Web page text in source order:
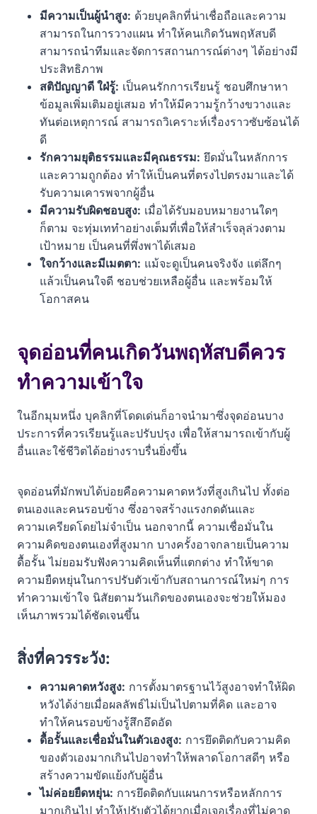
มีความเป็นผู้นำสูง: ด้วยบุคลิกที่น่าเชื่อถือและความ
สามารถในการวางแผน ทำให้คนเกิดวันพฤหัสบดี
สามารถนำทีมและจัดการสถานการณ์ต่างๆ ได้อย่างมี
ประสิทธิภาพ
สติปัญญาดี ใฝ่รู้: เป็นคนรักการเรียนรู้ ชอบศึกษาหา
ข้อมูลเพิ่มเติมอยู่เสมอ ทำให้มีความรู้กว้างขวางและ
ทันต่อเหตุการณ์ สามารถวิเคราะห์เรื่องราวซับซ้อนได้
ดี
รักความยุติธรรมและมีคุณธรรม: ยึดมั่นในหลักการ
และความถูกต้อง ทำให้เป็นคนที่ตรงไปตรงมาและได้
รับความเคารพจากผู้อื่น
มีความรับผิดชอบสูง: เมื่อได้รับมอบหมายงานใดๆ
ก็ตาม จะทุ่มเททำอย่างเต็มที่เพื่อให้สำเร็จลุล่วงตาม
เป้าหมาย เป็นคนที่พึ่งพาได้เสมอ
ใจกว้างและมีเมตตา: แม้จะดูเป็นคนจริงจัง แต่ลึกๆ
แล้วเป็นคนใจดี ชอบช่วยเหลือผู้อื่น และพร้อมให้
โอกาสคน
จุดอ่อนที่คนเกิดวันพฤหัสบดีควร
ทำความเข้าใจ
ในอีกมุมหนึ่ง บุคลิกที่โดดเด่นก็อาจนำมาซึ่งจุดอ่อนบาง
ประการที่ควรเรียนรู้และปรับปรุง เพื่อให้สามารถเข้ากับผู้
อื่นและใช้ชีวิตได้อย่างราบรื่นยิ่งขึ้น
จุดอ่อนที่มักพบได้บ่อยคือความคาดหวังที่สูงเกินไป ทั้งต่อ
ตนเองและคนรอบข้าง ซึ่งอาจสร้างแรงกดดันและ
ความเครียดโดยไม่จำเป็น นอกจากนี้ ความเชื่อมั่นใน
ความคิดของตนเองที่สูงมาก บางครั้งอาจกลายเป็นความ
ดื้อรั้น ไม่ยอมรับฟังความคิดเห็นที่แตกต่าง ทำให้ขาด
ความยืดหยุ่นในการปรับตัวเข้ากับสถานการณ์ใหม่ๆ การ
ทำความเข้าใจ นิสัยตามวันเกิดของตนเองจะช่วยให้มอง
เห็นภาพรวมได้ชัดเจนขึ้น
สิ่งที่ควรระวัง:
ความคาดหวังสูง: การตั้งมาตรฐานไว้สูงอาจทำให้ผิด
หวังได้ง่ายเมื่อผลลัพธ์ไม่เป็นไปตามที่คิด และอาจ
ทำให้คนรอบข้างรู้สึกอึดอัด
ดื้อรั้นและเชื่อมั่นในตัวเองสูง: การยึดติดกับความคิด
ของตัวเองมากเกินไปอาจทำให้พลาดโอกาสดีๆ หรือ
สร้างความขัดแย้งกับผู้อื่น
ไม่ค่อยยืดหยุ่น: การยึดติดกับแผนการหรือหลักการ
มากเกินไป ทำให้ปรับตัวได้ยากเมื่อเจอเรื่องที่ไม่คาด